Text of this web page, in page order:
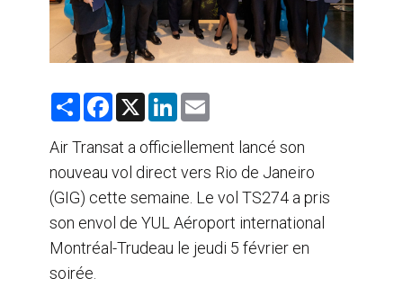
S
r
e
F
e
b
o
k
X
L
k
e
d
n
i
l
Air Transat a officiellement lancé son
nouveau vol direct vers Rio de Janeiro
(GIG) cette semaine. Le vol TS274 a pris
son envol de YUL Aéroport international
Montréal-Trudeau le jeudi 5 février en
soirée.